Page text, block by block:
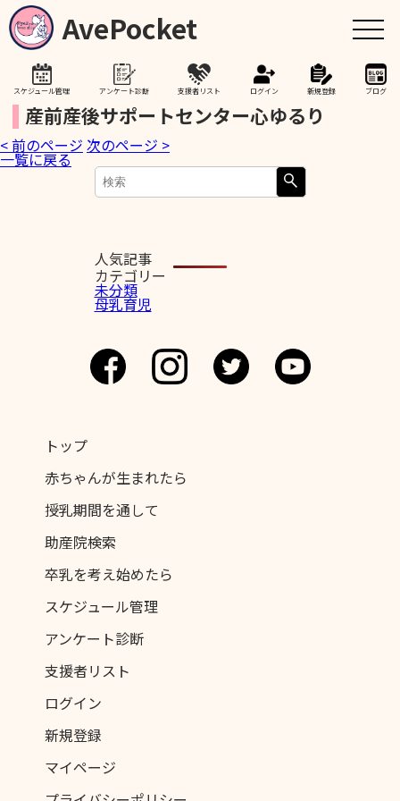
AvePocket
スケジュール管理 アンケート診断 支援者リスト ログイン 新規登録 ブログ
トップ
赤ちゃんが生まれたら
授乳期間を通して
助産院検索
卒乳を考え始めたら
産前産後サポートセンター心ゆるり
< 前のページ 次のページ >
一覧に戻る
人気記事
カテゴリー
未分類
母乳育児
トップ
赤ちゃんが生まれたら
授乳期間を通して
助産院検索
卒乳を考え始めたら
スケジュール管理
アンケート診断
支援者リスト
ログイン
新規登録
マイページ